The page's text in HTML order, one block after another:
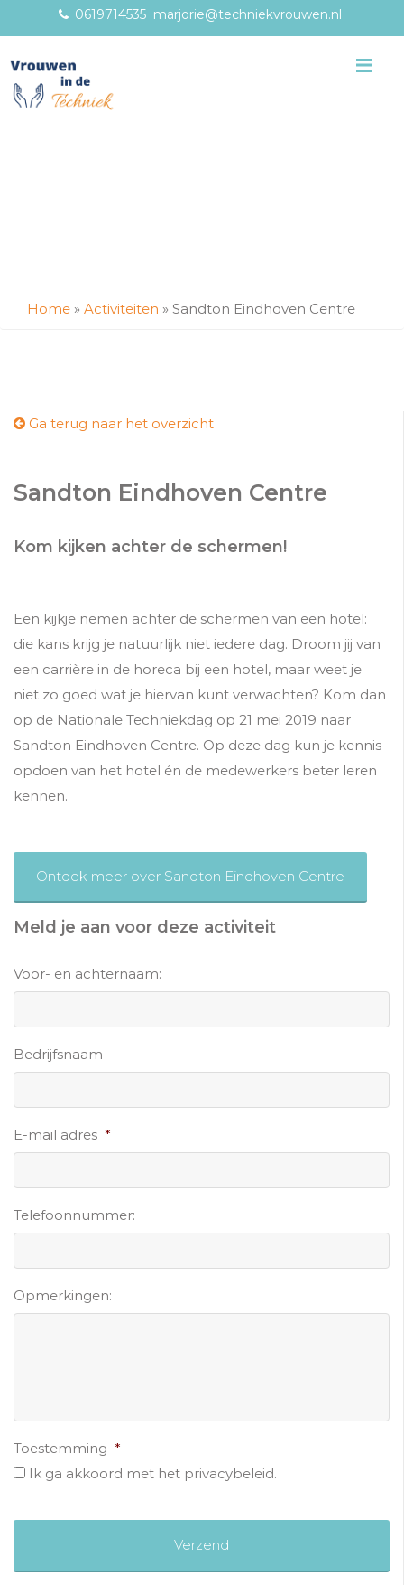
0619714535 marjorie@techniekvrouwen.nl
Home » Activiteiten » Sandton Eindhoven Centre
Ga terug naar het overzicht
Sandton Eindhoven Centre
Kom kijken achter de schermen!
Een kijkje nemen achter de schermen van een hotel:
die kans krijg je natuurlijk niet iedere dag. Droom jij van
een carrière in de horeca bij een hotel, maar weet je
niet zo goed wat je hiervan kunt verwachten? Kom dan
op de Nationale Techniekdag op 21 mei 2019 naar
Sandton Eindhoven Centre. Op deze dag kun je kennis
opdoen van het hotel én de medewerkers beter leren
kennen.
Ontdek meer over Sandton Eindhoven Centre
Meld je aan voor deze activiteit
Voor- en achternaam:
Bedrijfsnaam
E-mail adres *
Telefoonnummer:
Opmerkingen:
Toestemming *
Ik ga akkoord met het privacybeleid.